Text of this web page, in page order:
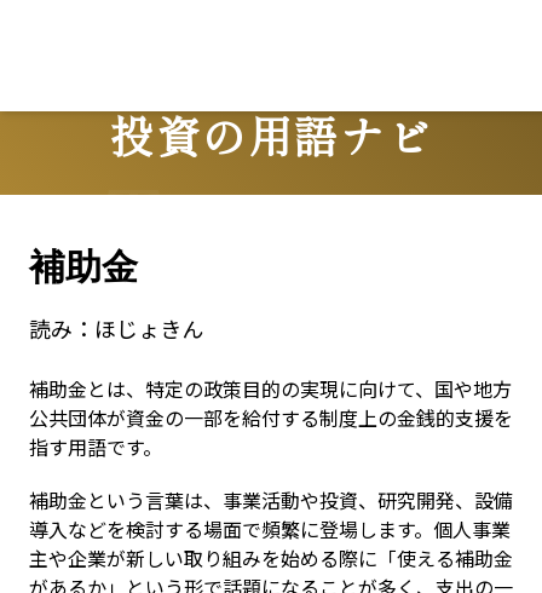
投資の用語ナビ
Terms
補助金
読み： ほじょきん
補助金とは、特定の政策目的の実現に向けて、国や地方
公共団体が資金の一部を給付する制度上の金銭的支援を
指す用語です。
補助金という言葉は、事業活動や投資、研究開発、設備
導入などを検討する場面で頻繁に登場します。個人事業
主や企業が新しい取り組みを始める際に「使える補助金
があるか」という形で話題になることが多く、支出の一